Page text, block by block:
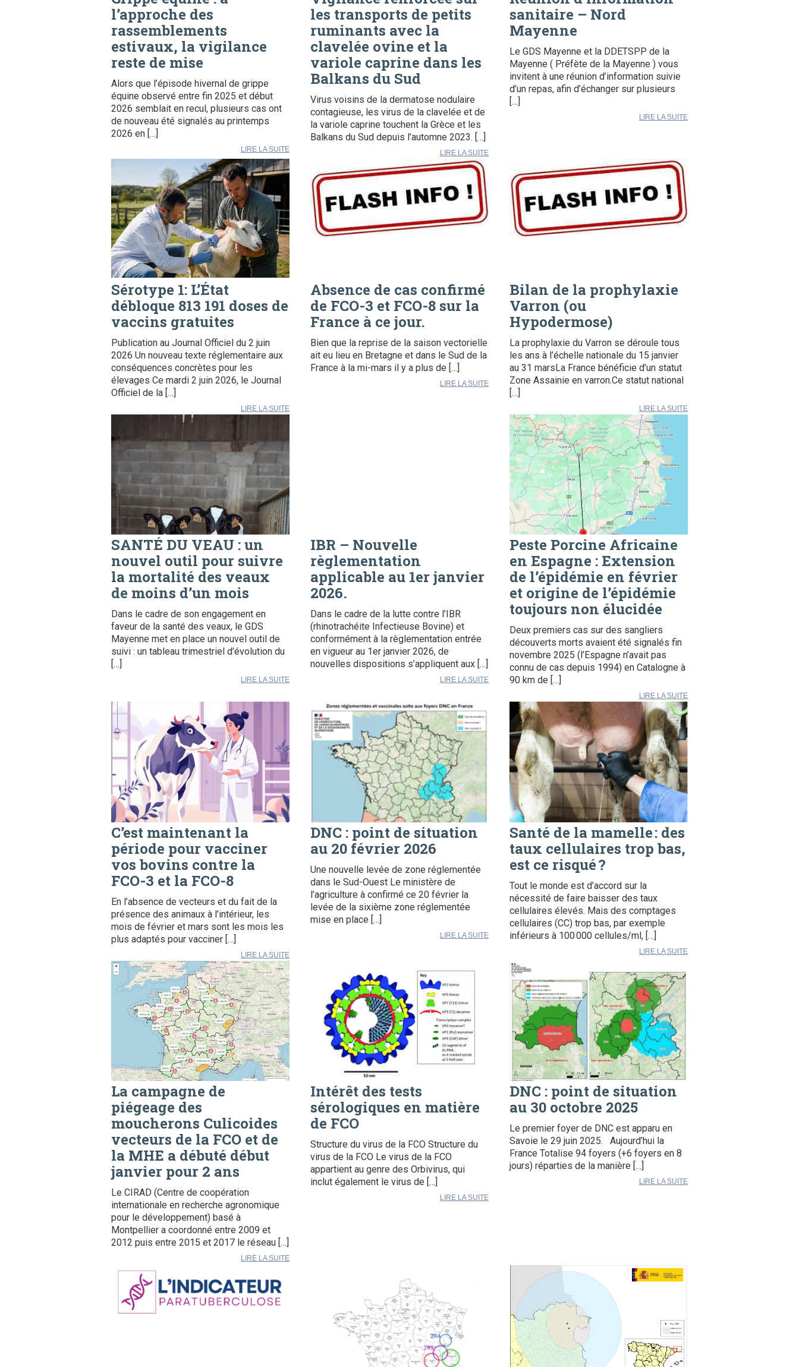
l’approche des
rassemblements
estivaux, la vigilance
reste de mise
Alors que l’épisode hivernal de grippe
équine observé entre fin 2025 et début
2026 semblait en recul, plusieurs cas ont
de nouveau été signalés au printemps
2026 en […]
LIRE LA SUITE
les transports de petits
ruminants avec la
clavelée ovine et la
variole caprine dans les
Balkans du Sud
Virus voisins de la dermatose nodulaire
contagieuse, les virus de la clavelée et de
la variole caprine touchent la Grèce et les
Balkans du Sud depuis l’automne 2023. […]
LIRE LA SUITE
sanitaire – Nord
Mayenne
Le GDS Mayenne et la DDETSPP de la
Mayenne ( Préfète de la Mayenne ) vous
invitent à une réunion d’information suivie
d’un repas, afin d’échanger sur plusieurs
[…]
LIRE LA SUITE
Sérotype 1: L’État
débloque 813 191 doses de
vaccins gratuites
Publication au Journal Officiel du 2 juin
2026 Un nouveau texte réglementaire aux
conséquences concrètes pour les
élevages Ce mardi 2 juin 2026, le Journal
Officiel de la […]
LIRE LA SUITE
Absence de cas confirmé
de FCO-3 et FCO-8 sur la
France à ce jour.
Bien que la reprise de la saison vectorielle
ait eu lieu en Bretagne et dans le Sud de la
France à la mi-mars il y a plus de […]
LIRE LA SUITE
Bilan de la prophylaxie
Varron (ou
Hypodermose)
La prophylaxie du Varron se déroule tous
les ans à l’échelle nationale du 15 janvier
au 31 marsLa France bénéficie d’un statut
Zone Assainie en varron.Ce statut national
[…]
LIRE LA SUITE
SANTÉ DU VEAU : un
nouvel outil pour suivre
la mortalité des veaux
de moins d’un mois
Dans le cadre de son engagement en
faveur de la santé des veaux, le GDS
Mayenne met en place un nouvel outil de
suivi : un tableau trimestriel d’évolution du
[…]
LIRE LA SUITE
IBR – Nouvelle
règlementation
applicable au 1er janvier
2026.
Dans le cadre de la lutte contre l’IBR
(rhinotrachéite Infectieuse Bovine) et
conformément à la règlementation entrée
en vigueur au 1er janvier 2026, de
nouvelles dispositions s’appliquent aux […]
LIRE LA SUITE
Peste Porcine Africaine
en Espagne : Extension
de l’épidémie en février
et origine de l’épidémie
toujours non élucidée
Deux premiers cas sur des sangliers
découverts morts avaient été signalés fin
novembre 2025 (l’Espagne n’avait pas
connu de cas depuis 1994) en Catalogne à
90 km de […]
LIRE LA SUITE
C’est maintenant la
période pour vacciner
vos bovins contre la
FCO-3 et la FCO-8
En l’absence de vecteurs et du fait de la
présence des animaux à l’intérieur, les
mois de février et mars sont les mois les
plus adaptés pour vacciner […]
LIRE LA SUITE
DNC : point de situation
au 20 février 2026
Une nouvelle levée de zone réglementée
dans le Sud-Ouest Le ministère de
l’agriculture à confirmé ce 20 février la
levée de la sixième zone réglementée
mise en place […]
LIRE LA SUITE
Santé de la mamelle : des
taux cellulaires trop bas,
est ce risqué ?
Tout le monde est d’accord sur la
nécessité de faire baisser des taux
cellulaires élevés. Mais des comptages
cellulaires (CC) trop bas, par exemple
inférieurs à 100 000 cellules/ml, […]
LIRE LA SUITE
La campagne de
piégeage des
moucherons Culicoides
vecteurs de la FCO et de
la MHE a débuté début
janvier pour 2 ans
Le CIRAD (Centre de coopération
internationale en recherche agronomique
pour le développement) basé à
Montpellier a coordonné entre 2009 et
2012 puis entre 2015 et 2017 le réseau […]
LIRE LA SUITE
Intérêt des tests
sérologiques en matière
de FCO
Structure du virus de la FCO Structure du
virus de la FCO Le virus de la FCO
appartient au genre des Orbivirus, qui
inclut également le virus de […]
LIRE LA SUITE
DNC : point de situation
au 30 octobre 2025
Le premier foyer de DNC est apparu en
Savoie le 29 juin 2025. Aujourd’hui la
France Totalise 94 foyers (+6 foyers en 8
jours) réparties de la manière […]
LIRE LA SUITE